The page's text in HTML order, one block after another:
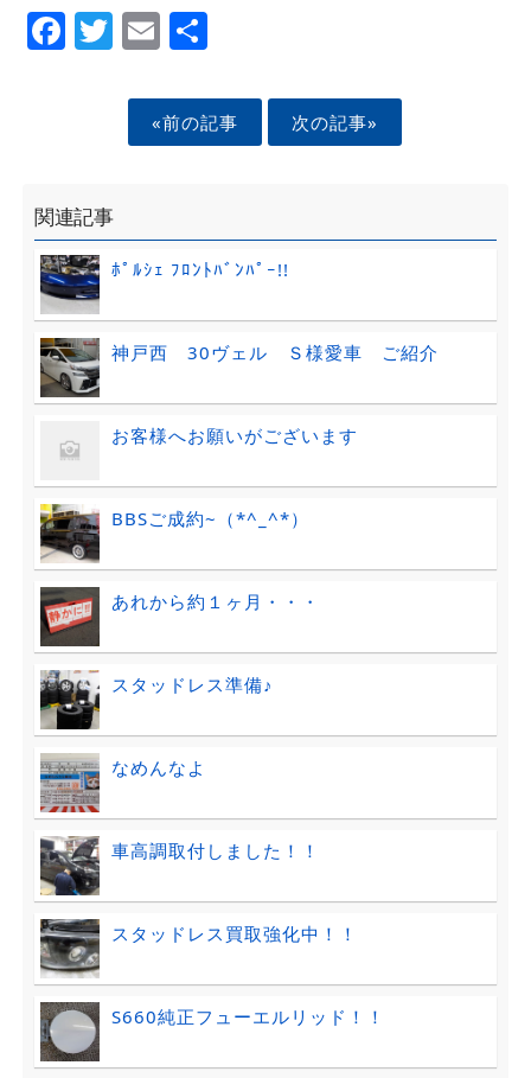
Facebook
Twitter
EmailShare
«前の記事 次の記事»
関連記事
ﾎﾟﾙｼｪ ﾌﾛﾝﾄﾊﾞﾝﾊﾟｰ!!
神戸西 30ヴェル Ｓ様愛車 ご紹介
お客様へお願いがございます
BBSご成約~（*^_^*）
あれから約１ヶ月・・・
スタッドレス準備♪
なめんなよ
車高調取付しました！！
スタッドレス買取強化中！！
S660純正フューエルリッド！！